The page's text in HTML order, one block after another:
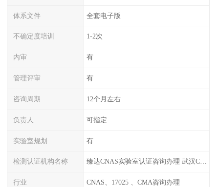
体系文件 全套电子版
不确定度培训 1-2次
内审 有
管理评审 有
咨询周期 12个月左右
负责人 可指定
实验室规划 有
检测认证机构名称 臻达CNAS实验室认证咨询办理 武汉CNAS实验室认可办理
行业 CNAS、17025 、CMA咨询办理